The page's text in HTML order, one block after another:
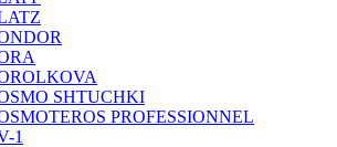
SHTUCHKI
PROFESSIONNEL
1